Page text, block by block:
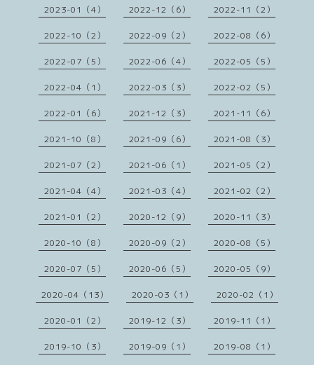
2023-01（4） 2022-12（6） 2022-11（2）
2022-10（2） 2022-09（2） 2022-08（6）
2022-07（5） 2022-06（4） 2022-05（5）
2022-04（1） 2022-03（3） 2022-02（5）
2022-01（6） 2021-12（3） 2021-11（6）
2021-10（8） 2021-09（6） 2021-08（3）
2021-07（2） 2021-06（1） 2021-05（2）
2021-04（4） 2021-03（4） 2021-02（2）
2021-01（2） 2020-12（9） 2020-11（3）
2020-10（8） 2020-09（2） 2020-08（5）
2020-07（5） 2020-06（5） 2020-05（9）
2020-04（13） 2020-03（1） 2020-02（1）
2020-01（2） 2019-12（3） 2019-11（1）
2019-10（3） 2019-09（1） 2019-08（1）